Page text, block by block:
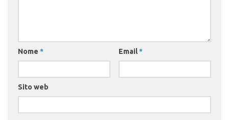
Nome * Email*
Sito web